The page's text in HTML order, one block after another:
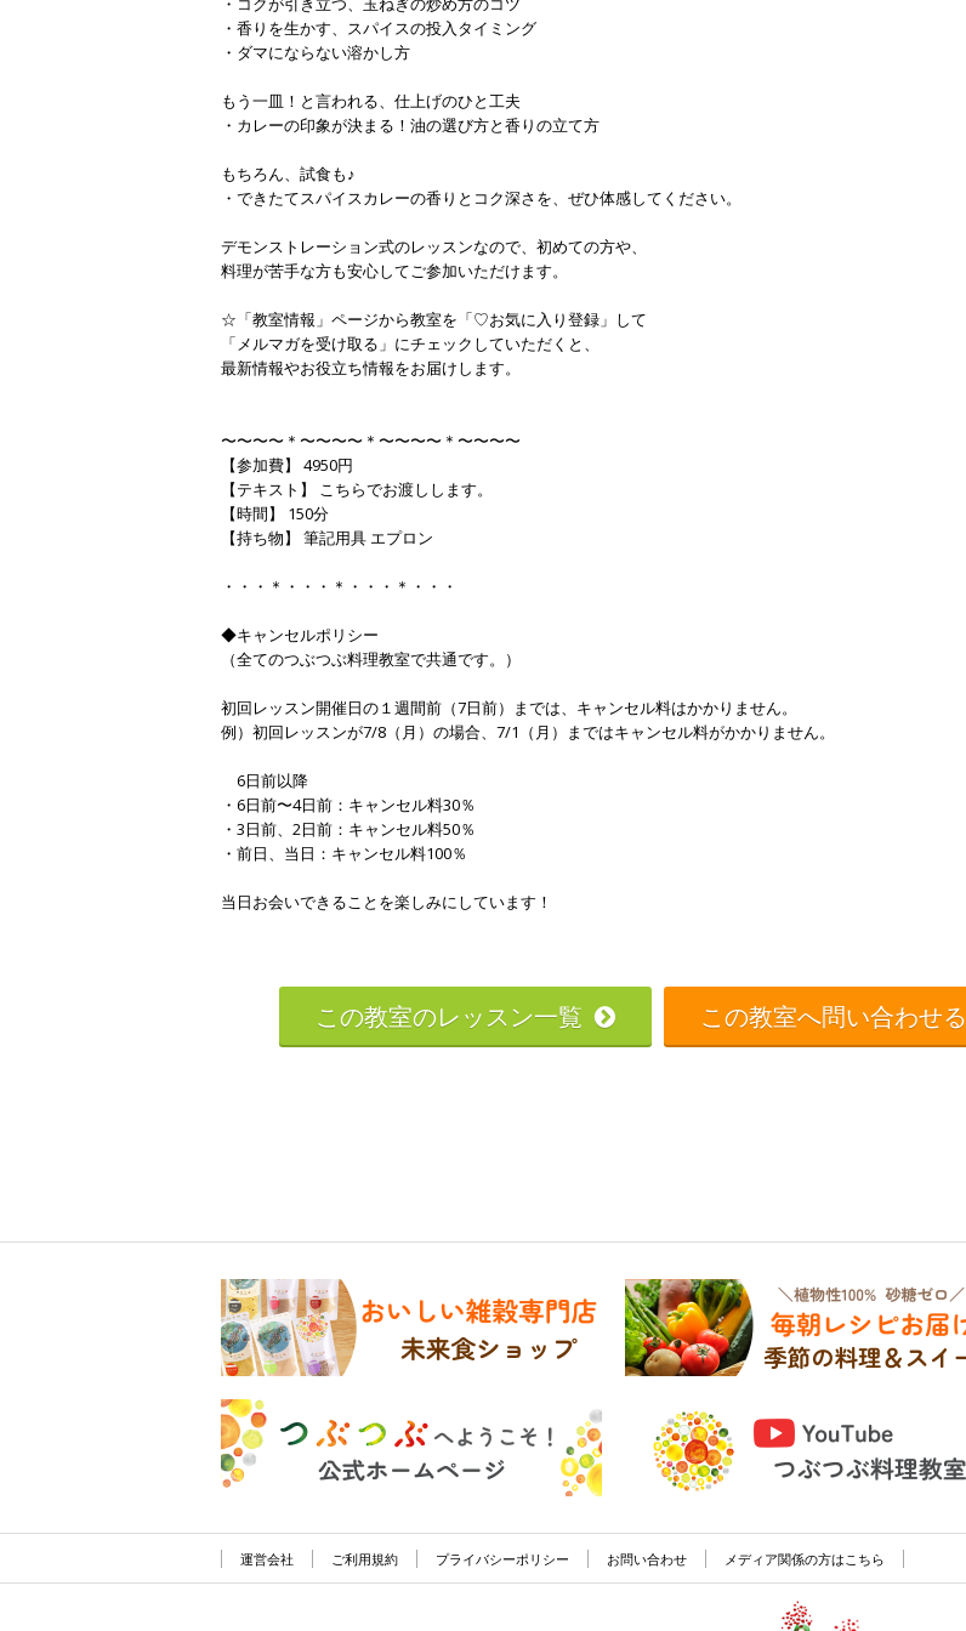
・香りを生かす、スパイスの投入タイミング
・ダマにならない溶かし方
もう一皿！と言われる、仕上げのひと工夫
・カレーの印象が決まる！油の選び方と香りの立て方
もちろん、試食も♪
・できたてスパイスカレーの香りとコク深さを、ぜひ体感してください。
デモンストレーション式のレッスンなので、初めての方や、
料理が苦手な方も安心してご参加いただけます。
☆「教室情報」ページから教室を「♡お気に入り登録」して
「メルマガを受け取る」にチェックしていただくと、
最新情報やお役立ち情報をお届けします。
〜〜〜〜＊〜〜〜〜＊〜〜〜〜＊〜〜〜〜
【参加費】 4950円
【テキスト】 こちらでお渡しします。
【時間】 150分
【持ち物】 筆記用具 エプロン
・・・＊・・・＊・・・＊・・・
◆キャンセルポリシー
（全てのつぶつぶ料理教室で共通です。）
初回レッスン開催日の１週間前（7日前）までは、キャンセル料はかかりません。
例）初回レッスンが7/8（月）の場合、7/1（月）まではキャンセル料がかかりません。
6日前以降
・6日前〜4日前：キャンセル料30％
・3日前、2日前：キャンセル料50％
・前日、当日：キャンセル料100％
当日お会いできることを楽しみにしています！
この教室のレッスン一覧 この教室へ問い合わせる
運営会社 ご利用規約 プライバシーポリシー お問い合わせ メディア関係の方はこちら